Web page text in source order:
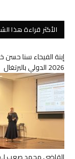
الأكثر قراءة هذا
2026 الدولي بالبرتغال